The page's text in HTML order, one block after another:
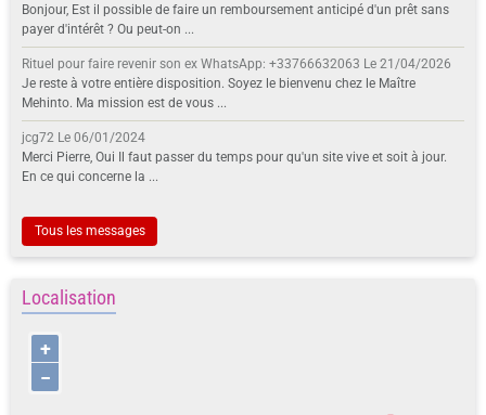
Bonjour, Est il possible de faire un remboursement anticipé d'un prêt sans
payer d'intérêt ? Ou peut-on ...
Rituel pour faire revenir son ex WhatsApp: +33766632063 Le 21/04/2026
Je reste à votre entière disposition. Soyez le bienvenu chez le Maître
Mehinto. Ma mission est de vous ...
jcg72 Le 06/01/2024
Merci Pierre, Oui Il faut passer du temps pour qu'un site vive et soit à jour.
En ce qui concerne la ...
Tous les messages
Localisation
+
−